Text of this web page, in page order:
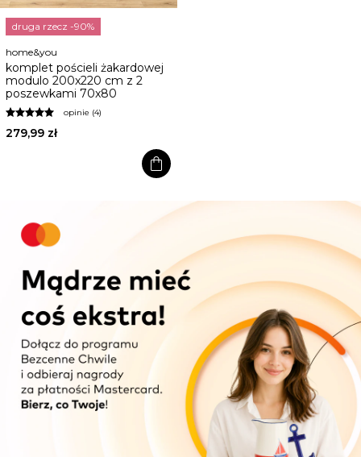
druga rzecz -90%
home&you
komplet pościeli żakardowej
modulo 200x220 cm z 2
poszewkami 70x80
opinie (4)
279,99 zł
shopping_bag